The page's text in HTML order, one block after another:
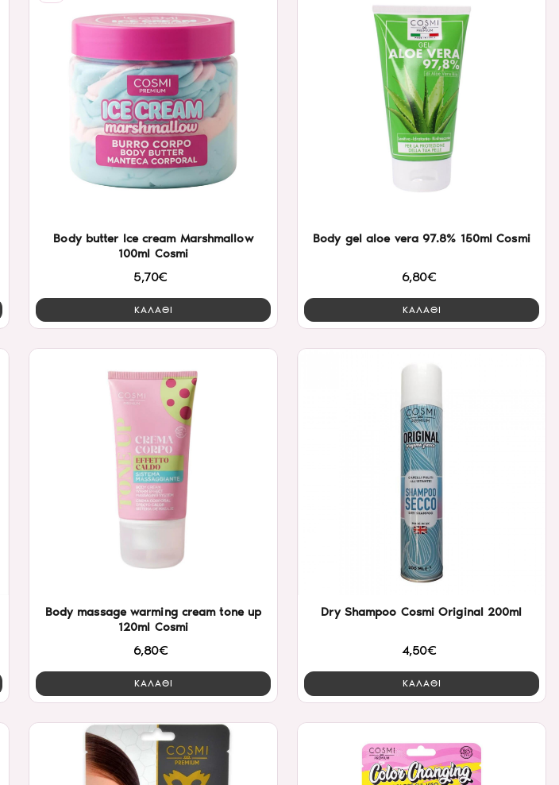
Body butter Ice cream Marshmallow
100ml Cosmi
5,70€
ΚΑΛΑΘΙ
Body gel aloe vera 97.8% 150ml Cosmi
6,80€
ΚΑΛΑΘΙ
Body massage warming cream tone up
120ml Cosmi
6,80€
ΚΑΛΑΘΙ
Dry Shampoo Cosmi Original 200ml
4,50€
ΚΑΛΑΘΙ